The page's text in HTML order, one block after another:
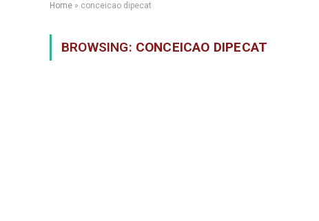
Home » conceicao dipecat
BROWSING: CONCEICAO DIPECAT